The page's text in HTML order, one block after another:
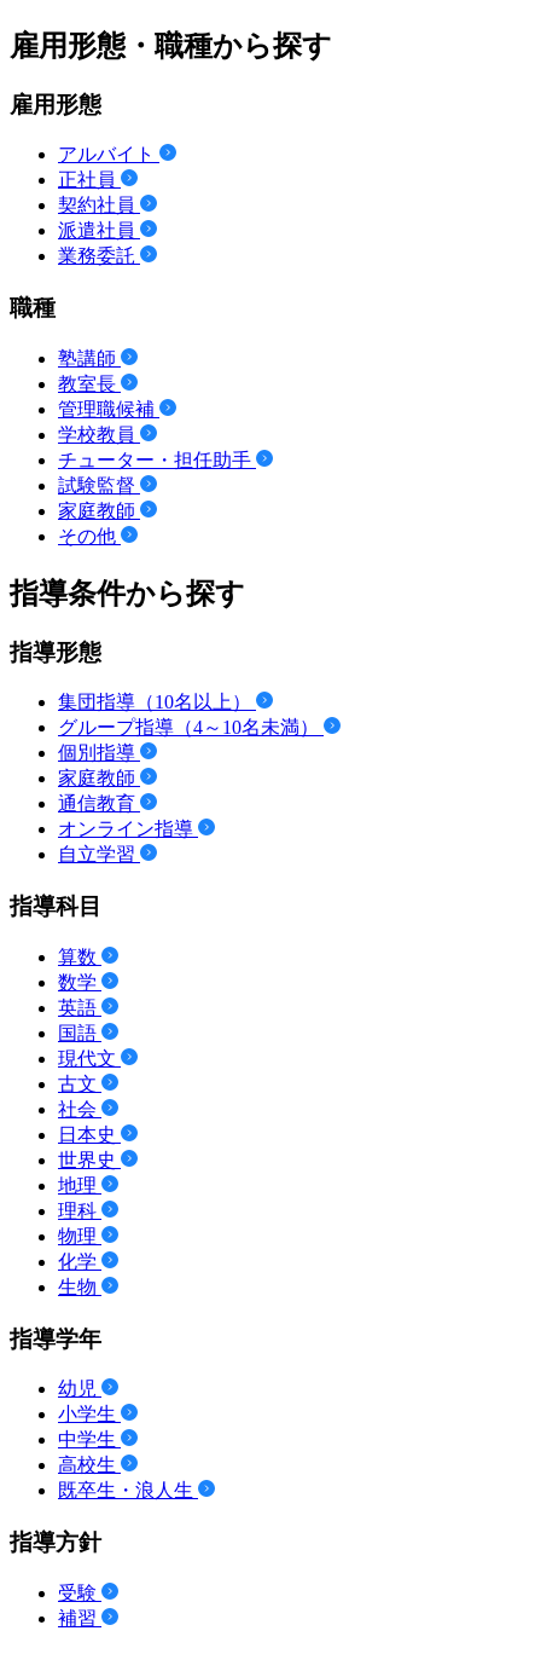
雇用形態・職種から探す
雇用形態
アルバイト
正社員
契約社員
派遣社員
業務委託
職種
塾講師
教室長
管理職候補
学校教員
チューター・担任助手
試験監督
家庭教師
その他
指導条件から探す
指導形態
集団指導（10名以上）
グループ指導（4～10名未満）
個別指導
家庭教師
通信教育
オンライン指導
自立学習
指導科目
算数
数学
英語
国語
現代文
古文
社会
日本史
世界史
地理
理科
物理
化学
生物
指導学年
幼児
小学生
中学生
高校生
既卒生・浪人生
指導方針
受験
補習